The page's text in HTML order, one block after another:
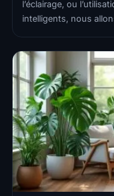
l’éclairage, ou
intelligents, nous